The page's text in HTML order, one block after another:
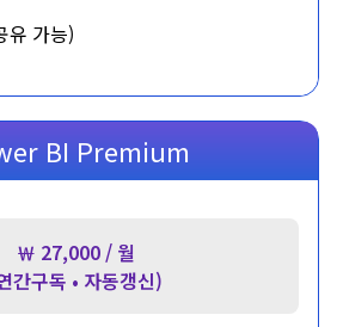
유 가능)
BI Premium
￦ 27,000 / 월
간구독 • 자동갱신)